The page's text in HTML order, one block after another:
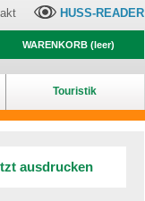
Touristik
HUSS-READER
WARENKORB(leer)
ausdrucken